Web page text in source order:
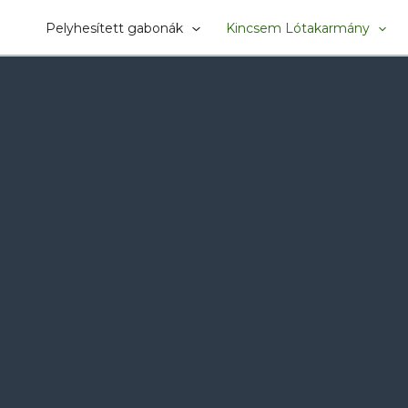
Pelyhesített gabonák Kincsem Lótakarmány